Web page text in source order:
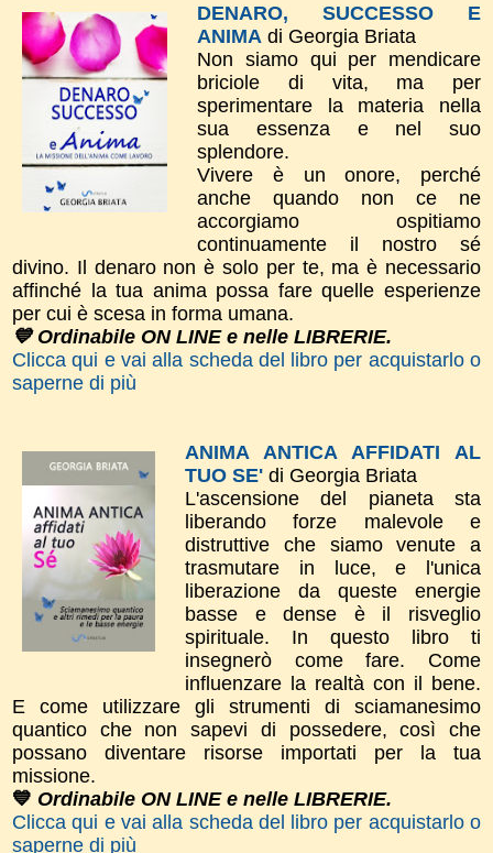
DENARO, SUCCESSO E
ANIMA di Georgia Briata
Non siamo qui per mendicare
briciole di vita, ma per
sperimentare la materia nella
sua essenza e nel suo
splendore.
Vivere è un onore, perché
anche quando non ce ne
accorgiamo ospitiamo
continuamente il nostro sé
divino. Il denaro non è solo per te, ma è necessario
affinché la tua anima possa fare quelle esperienze
per cui è scesa in forma umana.
💙 Ordinabile ON LINE e nelle LIBRERIE.
Clicca qui e vai alla scheda del libro per acquistarlo o
saperne di più
ANIMA ANTICA AFFIDATI AL
TUO SE' di Georgia Briata
L'ascensione del pianeta sta
liberando forze malevole e
distruttive che siamo venute a
trasmutare in luce, e l'unica
liberazione da queste energie
basse e dense è il risveglio
spirituale. In questo libro ti
insegnerò come fare. Come
influenzare la realtà con il bene.
E come utilizzare gli strumenti di sciamanesimo
quantico che non sapevi di possedere, così che
possano diventare risorse importati per la tua
missione.
💙 Ordinabile ON LINE e nelle LIBRERIE.
Clicca qui e vai alla scheda del libro per acquistarlo o
saperne di più